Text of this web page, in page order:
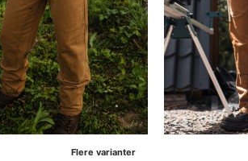
Flere varianter